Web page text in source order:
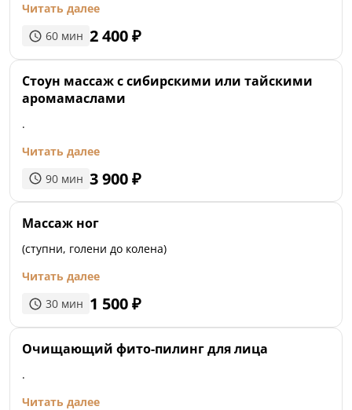
Читать далее
60 мин 2 400₽
Стоун массаж с сибирскими или тайскими
аромамаслами
.
Читать далее
90 мин 3 900₽
Массаж ног
(ступни, голени до колена)
Читать далее
30 мин 1 500₽
Очищающий фито-пилинг для лица
.
Читать далее